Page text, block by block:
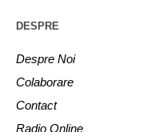
DESPRE
Despre Noi
Colaborare
Contact
Radio Online